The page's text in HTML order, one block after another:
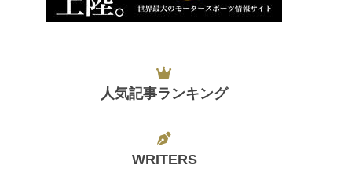
人気記事ランキング
WRITERS